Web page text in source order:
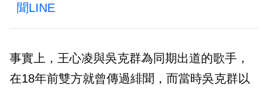
聞LINE
事實上，王心凌與吳克群為同期出道的歌手，
在18年前雙方就曾傳過緋聞，而當時吳克群以